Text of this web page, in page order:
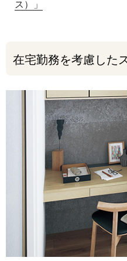
ス）」
在宅勤務を考慮した